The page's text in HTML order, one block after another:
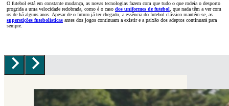
O futebol está em constante mudança, as novas tecnologias fazem com que tudo o que rodeia o desporto
progrida a uma velocidade redobrada, como é o caso dos uniformes de futebol , que nada têm a ver com
os de há alguns anos. Apesar de o futuro já ter chegado, a essência do futebol clássico mantém-se, as
superstições futebolísticas antes dos jogos continuam a existir e a paixão dos adeptos continuará para
sempre.